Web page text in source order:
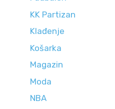
KK Partizan
Klađenje
Košarka
Magazin
Moda
NBA